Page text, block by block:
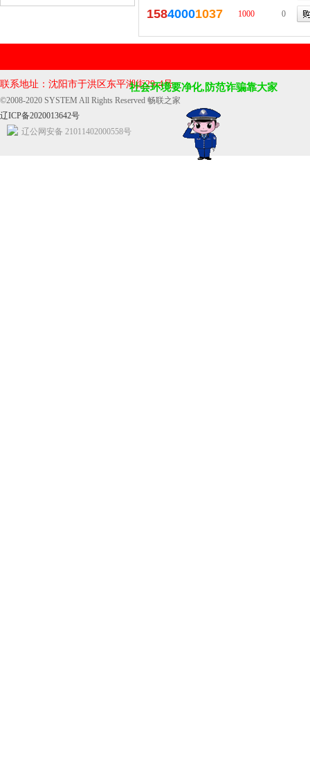
15840001037 1000 0
联系地址：沈阳市于洪区东平湖街29-4号
©2008-2020 SYSTEM All Rights Reserved 畅联之家
辽ICP备2020013642号
辽公网安备 21011402000558号
社会环境要净化,防范诈骗靠大家